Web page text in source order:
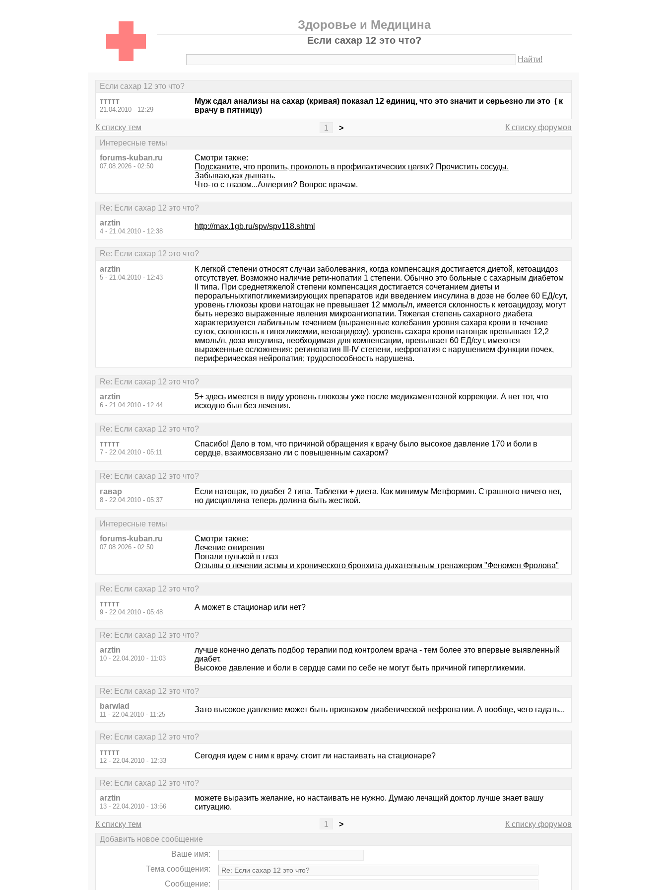
Здоровье и Медицина
Если сахар 12 это что?
Найти!
Если сахар 12 это что?
ттттт
21.04.2010 - 12:29
Муж сдал анализы на сахар (кривая) показал 12 единиц, что это значит и серьезно ли это ( к
врачу в пятницу)
К списку тем 1 >
К списку форумов
Интересные темы
forums-kuban.ru
07.08.2026 - 02:50
Смотри также:
Подскажите, что пропить, проколоть в профилактических целях? Прочистить сосуды.
Забываю,как дышать.
Что-то с глазом...Аллергия? Вопрос врачам.
Re: Если сахар 12 это что?
arztin
4 - 21.04.2010 - 12:38
http://max.1gb.ru/spv/spv118.shtml
Re: Если сахар 12 это что?
arztin
5 - 21.04.2010 - 12:43
К легкой степени относят случаи заболевания, когда компенсация достигается диетой, кетоацидоз
отсутствует. Возможно наличие рети-нопатии 1 степени. Обычно это больные с сахарным диабетом
II типа. При среднетяжелой степени компенсация достигается сочетанием диеты и
пероральныхгипогликемизирующих препаратов иди введением инсулина в дозе не более 60 ЕД/сут,
уровень глюкозы крови натощак не превышает 12 ммоль/л, имеется склонность к кетоацидозу, могут
быть нерезко выраженные явления микроангиопатии. Тяжелая степень сахарного диабета
характеризуется лабильным течением (выраженные колебания уровня сахара крови в течение
суток, склонность к гипогликемии, кетоацидозу), уровень сахара крови натощак превышает 12,2
ммоль/л, доза инсулина, необходимая для компенсации, превышает 60 ЕД/сут, имеются
выраженные осложнения: ретинопатия III-IV степени, нефропатия с нарушением функции почек,
периферическая нейропатия; трудоспособность нарушена.
Re: Если сахар 12 это что?
arztin
6 - 21.04.2010 - 12:44
5+ здесь имеется в виду уровень глюкозы уже после медикаментозной коррекции. А нет тот, что
исходно был без лечения.
Re: Если сахар 12 это что?
ттттт
7 - 22.04.2010 - 05:11
Спасибо! Дело в том, что причиной обращения к врачу было высокое давление 170 и боли в
сердце, взаимосвязано ли с повышенным сахаром?
Re: Если сахар 12 это что?
гавар
8 - 22.04.2010 - 05:37
Если натощак, то диабет 2 типа. Таблетки + диета. Как минимум Метформин. Страшного ничего нет,
но дисциплина теперь должна быть жесткой.
Интересные темы
forums-kuban.ru
07.08.2026 - 02:50
Смотри также:
Лечение ожирения
Попали пулькой в глаз
Отзывы о лечении астмы и хронического бронхита дыхательным тренажером "Феномен Фролова"
Re: Если сахар 12 это что?
ттттт
9 - 22.04.2010 - 05:48
А может в стационар или нет?
Re: Если сахар 12 это что?
arztin
10 - 22.04.2010 - 11:03
лучше конечно делать подбор терапии под контролем врача - тем более это впервые выявленный
диабет.
Высокое давление и боли в сердце сами по себе не могут быть причиной гипергликемии.
Re: Если сахар 12 это что?
barwlad
11 - 22.04.2010 - 11:25
Зато высокое давление может быть признаком диабетической нефропатии. А вообще, чего гадать...
Re: Если сахар 12 это что?
ттттт
12 - 22.04.2010 - 12:33
Сегодня идем с ним к врачу, стоит ли настаивать на стационаре?
Re: Если сахар 12 это что?
arztin
13 - 22.04.2010 - 13:56
можете выразить желание, но настаивать не нужно. Думаю лечащий доктор лучше знает вашу
ситуацию.
К списку тем 1 >
К списку форумов
Добавить новое сообщение
Ваше имя:
Тема сообщения:
Сообщение: